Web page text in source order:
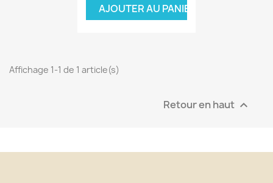
AJOUTER AU PANIER
Affichage 1-1 de 1 article(s)
Retour en haut 